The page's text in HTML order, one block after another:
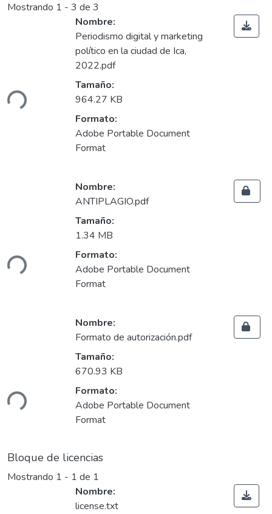
Mostrando 1 - 3 de 3
Cargando...
Nombre:
Periodismo digital y marketing
político en la ciudad de Ica,
2022.pdf
Tamaño:
964.27 KB
Formato:
Adobe Portable Document
Format
Cargando...
Nombre:
ANTIPLAGIO.pdf
Tamaño:
1.34 MB
Formato:
Adobe Portable Document
Format
Cargando...
Nombre:
Formato de autorización.pdf
Tamaño:
670.93 KB
Formato:
Adobe Portable Document
Format
Bloque de licencias
Mostrando 1 - 1 de 1
Nombre:
license.txt